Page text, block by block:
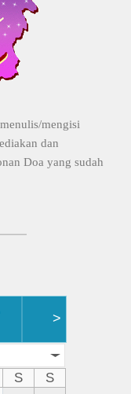
mengisi
dan
Doa yang sudah
>
S
S